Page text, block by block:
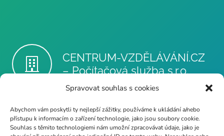
Spravovat souhlas s cookies
Abychom vám poskytli ty nejlepší zážitky, používáme k ukládání a/nebo
přístupu k informacím o zařízení technologie, jako jsou soubory cookie.
Souhlas s těmito technologiemi nám umožní zpracovávat údaje, jako je
CENTRUM-VZDĚLÁVÁNÍ.CZ
– Počítačová služba s.r.o.
info@poc-sluzba.cz